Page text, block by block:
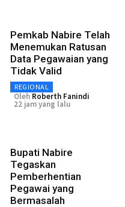
Pemkab Nabire Telah
Menemukan Ratusan
Data Pegawaian yang
Tidak Valid
REGIONAL
Oleh Roberth Fanindi
22 jam yang lalu
Bupati Nabire
Tegaskan
Pemberhentian
Pegawai yang
Bermasalah